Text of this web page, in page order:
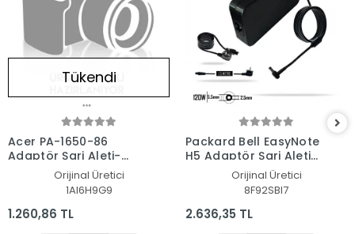
Tükendi
Acer PA-1650-86
Adaptör Şarj Aleti-
Orijinal Üretici
1AI6H9G9
1.260,86 TL
Packard Bell EasyNote
H5 Adaptör Şarj Aleti-
Orijinal Üretici
8F92SBI7
2.636,35 TL